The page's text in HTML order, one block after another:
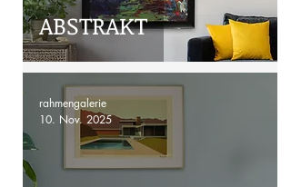
ABSTRAKT
rahmengalerie
10. Nov. 2025